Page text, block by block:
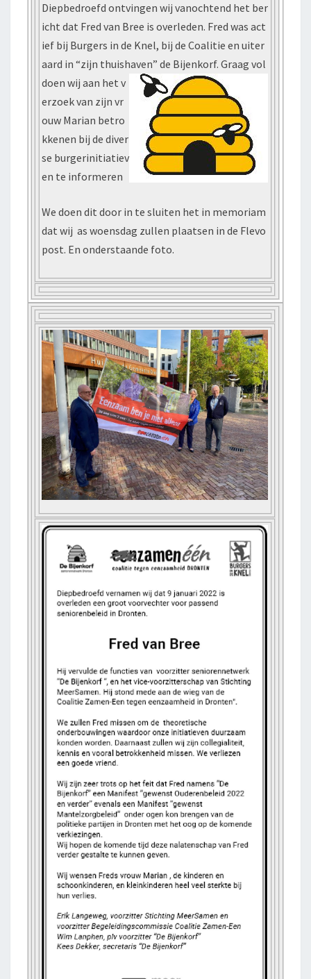
Diepbedroefd ontvingen wij vanochtend het ber
icht dat Fred van Bree is overleden. Fred was act
ief bij Burgers in de Knel, bij de Coalitie en uiter
aard in “zijn thuishaven” de Bijenkorf. Graag vol
doen wij aan het v
erzoek van zijn vr
ouw Marian betro
kkenen bij de diver
se burgerinitiatiev
en te informeren
We doen dit door in te sluiten het in memoriam
dat wij as woensdag zullen plaatsen in de Flevo
post. En onderstaande foto.